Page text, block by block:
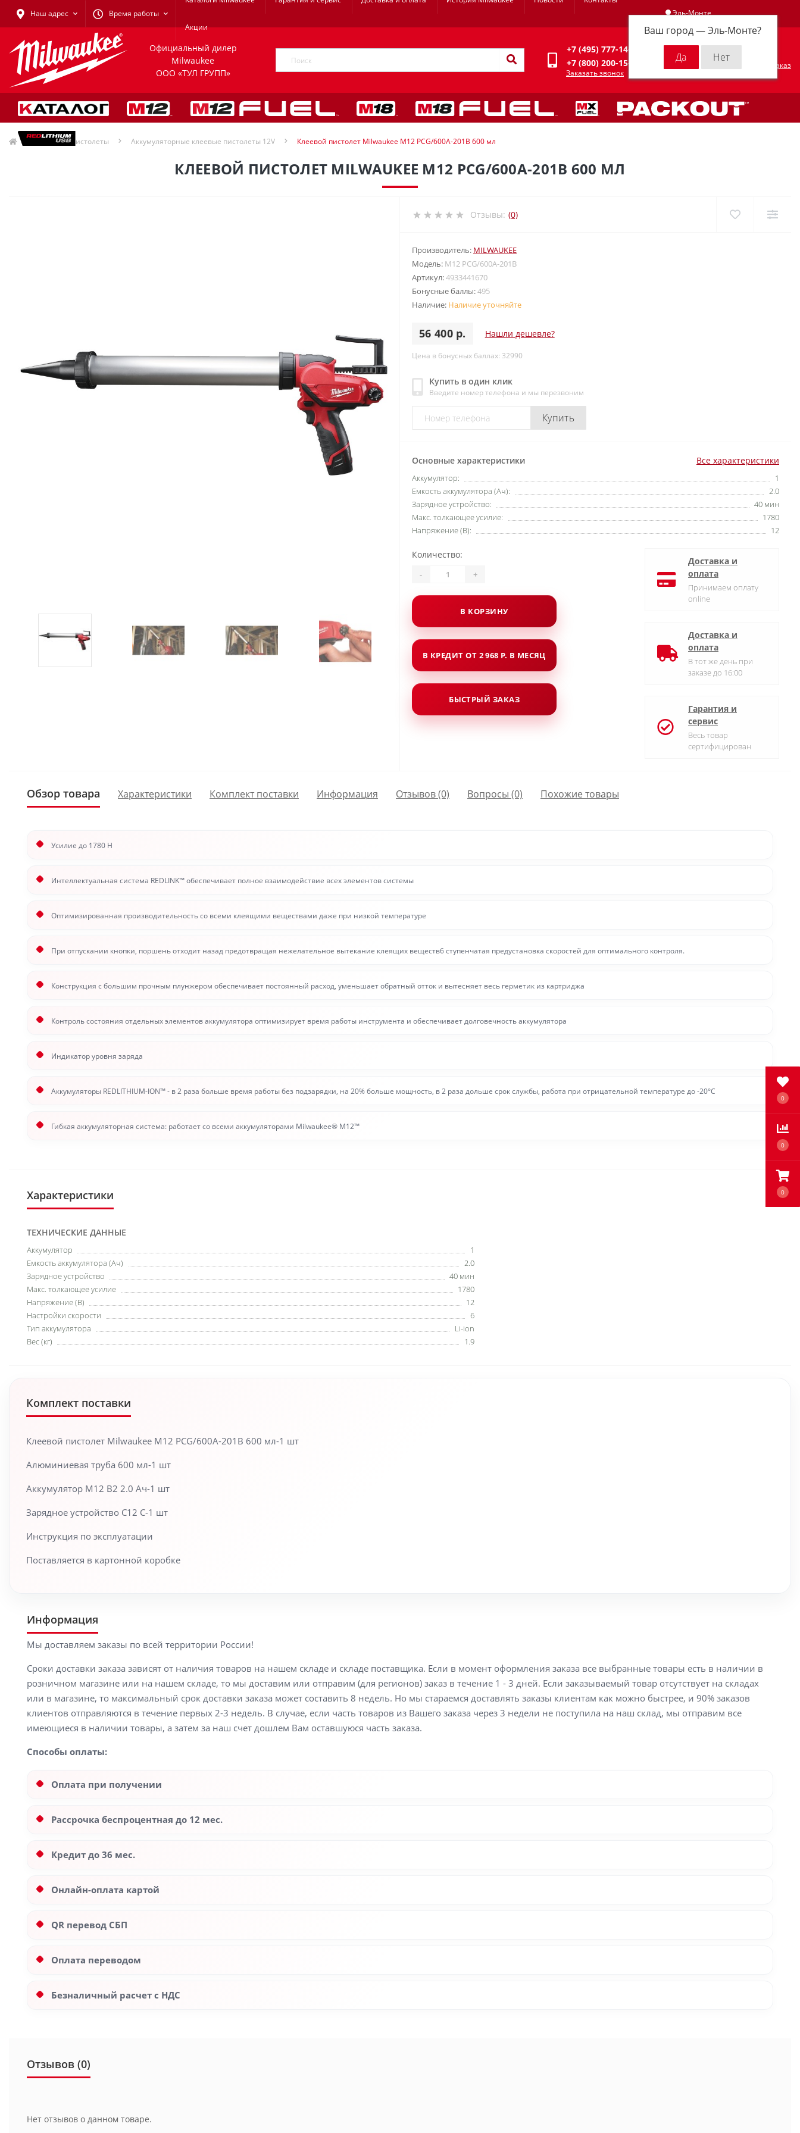
0
0
0
Наш адрес Время работы
Акции
Эль-Монте
Ваш город —Эль-Монте?
Личный кабинет
Официальный дилер
Milwaukee
ООО «ТУЛ ГРУПП»
+7 (495) 777-14-94
+7 (800) 200-15-94
Заказать звонок
Оформить заказ
Клеевые пистолеты Аккумуляторные клеевые пистолеты 12V Клеевой пистолет Milwaukee M12 PCG/600A-201B 600 мл
КЛЕЕВОЙ ПИСТОЛЕТ MILWAUKEE M12 PCG/600A-201B 600 МЛ
Отзывы: (0)
Производитель: MILWAUKEE
Модель: M12 PCG/600A-201B
Артикул:4933441670
Бонусные баллы:495
Наличие: Наличие уточняйте
56 400 р. Нашли дешевле?
Цена в бонусных баллах: 32990
Купить в один клик
Введите номер телефона и мы перезвоним
Купить
Основные характеристики Все характеристики
Аккумулятор:
1
Емкость аккумулятора (Ач):
2.0
Зарядное устройство:
40 мин
Макс. толкающее усилие:
1780
Напряжение (В):
12
Количество:
- +
В КОРЗИНУ
В КРЕДИТ ОТ 2 968 Р. В МЕСЯЦ
БЫСТРЫЙ ЗАКАЗ
Доставка и
оплата
Принимаем оплату
online
Доставка и
оплата
В тот же день при
заказе до 16:00
Гарантия и
сервис
Весь товар
сертифицирован
Обзор товара Характеристики Комплект поставки Информация Отзывов (0) Вопросы (0) Похожие товары
Усилие до 1780 Н
Интеллектуальная система REDLINK™ обеспечивает полное взаимодействие всех элементов системы
Оптимизированная производительность со всеми клеящими веществами даже при низкой температуре
При отпускании кнопки, поршень отходит назад предотвращая нежелательное вытекание клеящих веществ6 ступенчатая предустановка скоростей для оптимального контроля.
Конструкция с большим прочным плунжером обеспечивает постоянный расход, уменьшает обратный отток и вытесняет весь герметик из картриджа
Контроль состояния отдельных элементов аккумулятора оптимизирует время работы инструмента и обеспечивает долговечность аккумулятора
Индикатор уровня заряда
Аккумуляторы REDLITHIUM-ION™ - в 2 раза больше время работы без подзарядки, на 20% больше мощность, в 2 раза дольше срок службы, работа при отрицательной температуре до -20°С
Гибкая аккумуляторная система: работает со всеми аккумуляторами Milwaukee® M12™
Характеристики
ТЕХНИЧЕСКИЕ ДАННЫЕ
Аккумулятор
1
Емкость аккумулятора (Ач)
2.0
Зарядное устройство
40 мин
Макс. толкающее усилие
1780
Напряжение (В)
12
Настройки скорости
6
Тип аккумулятора
Li-ion
Вес (кг)
1.9
Комплект поставки
Клеевой пистолет Milwaukee M12 PCG/600A-201B 600 мл-1 шт
Алюминиевая труба 600 мл-1 шт
Аккумулятор M12 B2 2.0 Ач-1 шт
Зарядное устройство C12 C-1 шт
Инструкция по эксплуатации
Поставляется в картонной коробке
Информация
Мы доставляем заказы по всей территории России!
Сроки доставки заказа зависят от наличия товаров на нашем складе и складе поставщика. Если в момент оформления заказа все выбранные товары есть в наличии в
розничном магазине или на нашем складе, то мы доставим или отправим (для регионов) заказ в течение 1 - 3 дней. Если заказываемый товар отсутствует на складах
или в магазине, то максимальный срок доставки заказа может составить 8 недель. Но мы стараемся доставлять заказы клиентам как можно быстрее, и 90% заказов
клиентов отправляются в течение первых 2-3 недель. В случае, если часть товаров из Вашего заказа через 3 недели не поступила на наш склад, мы отправим все
имеющиеся в наличии товары, а затем за наш счет дошлем Вам оставшуюся часть заказа.
Способы оплаты:
Оплата при получении
Рассрочка беспроцентная до 12 мес.
Кредит до 36 мес.
Онлайн-оплата картой
QR перевод СБП
Оплата переводом
Безналичный расчет с НДС
Отзывов (0)
Нет отзывов о данном товаре.